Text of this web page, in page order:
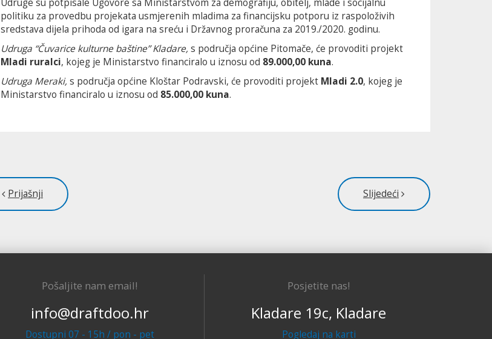
Udruge su potpisale Ugovore sa Ministarstvom za demografiju, obitelj, mlade i socijalnu
politiku za provedbu projekata usmjerenih mladima za financijsku potporu iz raspoloživih
sredstava dijela prihoda od igara na sreću i Državnog proračuna za 2019./2020. godinu.
Udruga “Čuvarice kulturne baštine” Kladare, s područja općine Pitomače, će provoditi projekt
Mladi ruralci, kojeg je Ministarstvo financiralo u iznosu od 89.000,00 kuna.
Udruga Meraki, s područja općine Kloštar Podravski, će provoditi projekt Mladi 2.0, kojeg je
Ministarstvo financiralo u iznosu od 85.000,00 kuna.
Prijašnji Slijedeći
Pošaljite nam email!
info@draftdoo.hr
Dostupni 07 - 15h / pon - pet
Posjetite nas!
Kladare 19c, Kladare
Pogledaj na karti